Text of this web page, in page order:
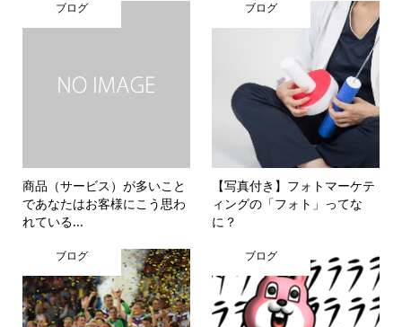
ブログ
商品（サービス）が多いこと
であなたはお客様にこう思わ
れている...
ブログ
【写真付き】フォトマーケテ
ィングの「フォト」ってな
に？
ブログ ブログ